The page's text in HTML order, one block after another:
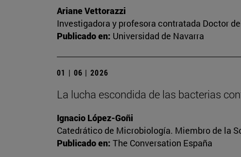
Ariane Vettorazzi
Investigadora y profesora contratada Doctor
Publicado en: Universidad de Navarra
01 | 06 | 2026
La lucha escondida de las bacterias
Ignacio López-Goñi
Catedrático de Microbiología. Miembro de la
Publicado en: The Conversation España